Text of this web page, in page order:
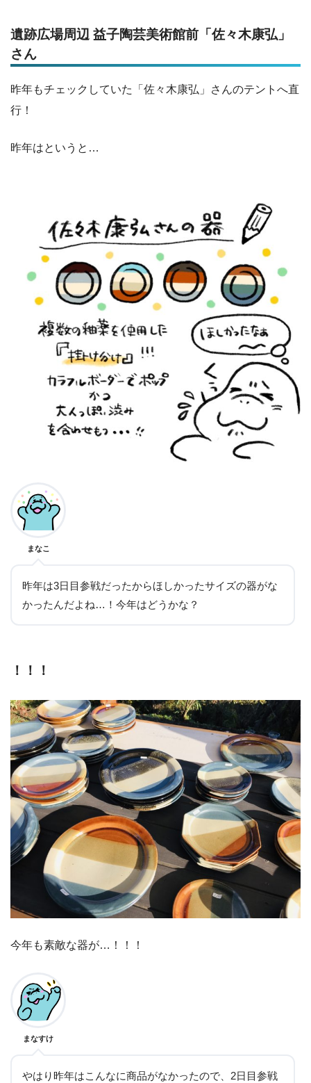
遺跡広場周辺 益子陶芸美術館前「佐々木康弘」
さん
昨年もチェックしていた「佐々木康弘」さんのテントへ直
行！
昨年はというと…
まなこ
昨年は3日目参戦だったからほしかったサイズの器がな
かったんだよね…！今年はどうかな？
！！！
今年も素敵な器が…！！！
まなすけ
やはり昨年はこんなに商品がなかったので、2日目参戦